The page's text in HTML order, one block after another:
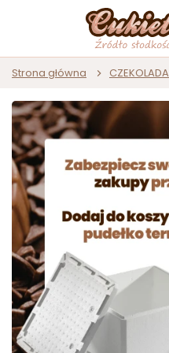
Strona główna CZEKOLADA